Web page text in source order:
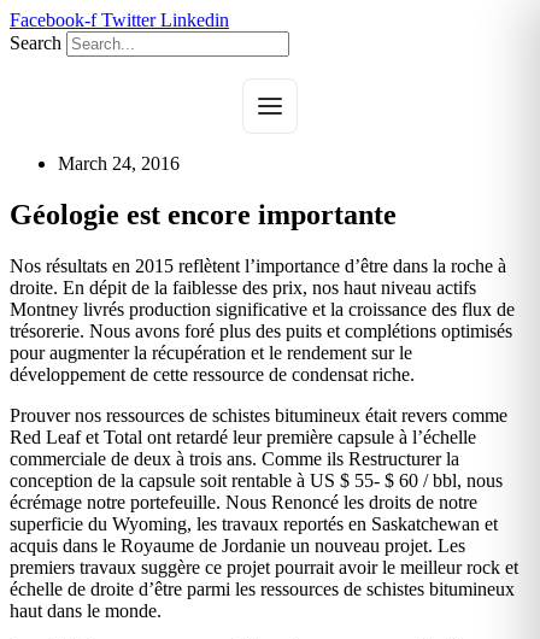
Skip
to
Facebook-f Twitter Linkedin
Search
March 24, 2016
Géologie est encore importante
Nos résultats en 2015 reflètent l’importance d’être dans la roche à
droite. En dépit de la faiblesse des prix, nos haut niveau actifs
Montney livrés production significative et la croissance des flux de
trésorerie. Nous avons foré plus des puits et complétions optimisés
pour augmenter la récupération et le rendement sur le
développement de cette ressource de condensat riche.
Prouver nos ressources de schistes bitumineux était revers comme
Red Leaf et Total ont retardé leur première capsule à l’échelle
commerciale de deux à trois ans. Comme ils Restructurer la
conception de la capsule soit rentable à US $ 55- $ 60 / bbl, nous
écrémage notre portefeuille. Nous Renoncé les droits de notre
superficie du Wyoming, les travaux reportés en Saskatchewan et
acquis dans le Royaume de Jordanie un nouveau projet. Les
premiers travaux suggère ce projet pourrait avoir le meilleur rock et
échelle de droite d’être parmi les ressources de schistes bitumineux
haut dans le monde.